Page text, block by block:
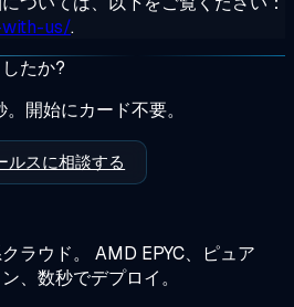
us/.
たか?
開始にカード不要。
ルスに相談する
ラウド。 AMD EPYC、ピュア
、数秒でデプロイ。